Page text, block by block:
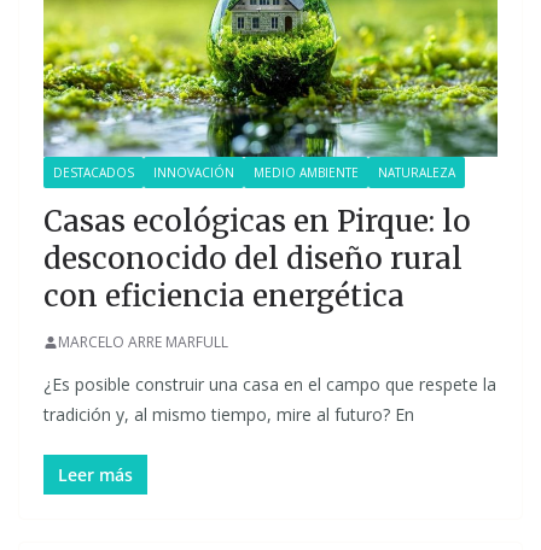
DESTACADOS INNOVACIÓN MEDIO AMBIENTE NATURALEZA
Casas ecológicas en Pirque: lo
desconocido del diseño rural
con eficiencia energética
MARCELO ARRE MARFULL
¿Es posible construir una casa en el campo que respete la
tradición y, al mismo tiempo, mire al futuro? En
Leer más